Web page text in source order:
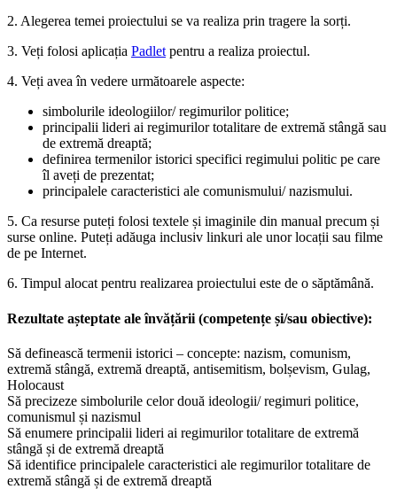
2. Alegerea temei proiectului se va realiza prin tragere la sorți.
3. Veți folosi aplicația Padletpentru a realiza proiectul.
4. Veți avea în vedere următoarele aspecte:
simbolurile ideologiilor/ regimurilor politice;
principalii lideri ai regimurilor totalitare de extremă stângă sau
de extremă dreaptă;
definirea termenilor istorici specifici regimului politic pe care
îl aveți de prezentat;
principalele caracteristici ale comunismului/ nazismului.
5. Ca resurse puteți folosi textele și imaginile din manual precum și
surse online. Puteți adăuga inclusiv linkuri ale unor locații sau filme
de pe Internet.
6. Timpul alocat pentru realizarea proiectului este de o săptămână.
Rezultate așteptate ale învățării (competențe și/sau obiective):
Să definească termenii istorici – concepte: nazism, comunism,
extremă stângă, extremă dreaptă, antisemitism, bolșevism, Gulag,
Holocaust
Să precizeze simbolurile celor două ideologii/ regimuri politice,
comunismul și nazismul
Să enumere principalii lideri ai regimurilor totalitare de extremă
stângă și de extremă dreaptă
Să identifice principalele caracteristici ale regimurilor totalitare de
extremă stângă și de extremă dreaptă